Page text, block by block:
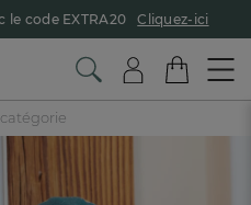
le code EXTRA20 Cliquez-ici